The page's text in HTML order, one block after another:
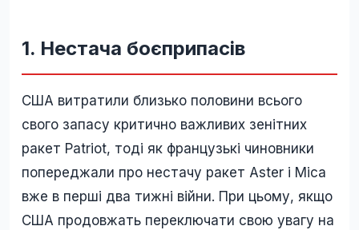
1. Нестача боєприпасів
США витратили близько половини всього
свого запасу критично важливих зенітних
ракет Patriot, тоді як французькі чиновники
попереджали про нестачу ракет Aster і Mica
вже в перші два тижні війни. При цьому, якщо
США продовжать переключати свою увагу на